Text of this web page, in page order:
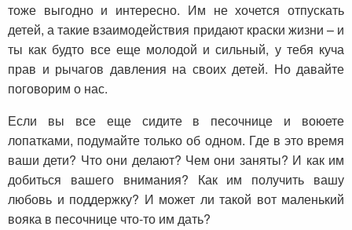
тоже выгодно и интересно. Им не хочется отпускать
детей, а такие взаимодействия придают краски жизни – и
ты как будто все еще молодой и сильный, у тебя куча
прав и рычагов давления на своих детей. Но давайте
поговорим о нас.
Если вы все еще сидите в песочнице и воюете
лопатками, подумайте только об одном. Где в это время
ваши дети? Что они делают? Чем они заняты? И как им
добиться вашего внимания? Как им получить вашу
любовь и поддержку? И может ли такой вот маленький
вояка в песочнице что-то им дать?